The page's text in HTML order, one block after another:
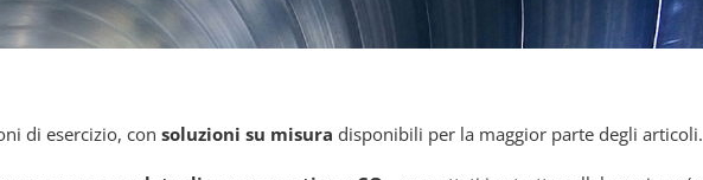
di esercizio, con soluzioni su misura disponibili per la maggior parte degli articoli.